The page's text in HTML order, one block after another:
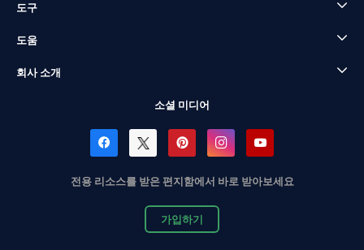
도구
도움
회사 소개
소셜 미디어
전용 리소스를 받은 편지함에서 바로 받아보세요
가입하기